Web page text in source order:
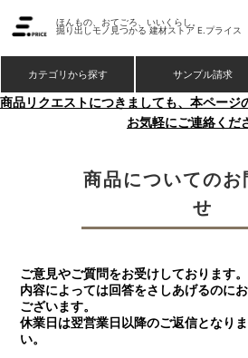
ほんもの、おてごろ、いいくらし。
掘り出しモノ見つかる 建材ストアE.プライス
カテゴリから探す サンプル請求
商品リクエストにつきましても、本ページ
お気軽にご連絡くだ
商品についてのお
せ
ご意見やご質問をお受けしております。
内容によっては回答をさしあげるのに
ございます。
休業日は翌営業日以降のご返信となり
い。